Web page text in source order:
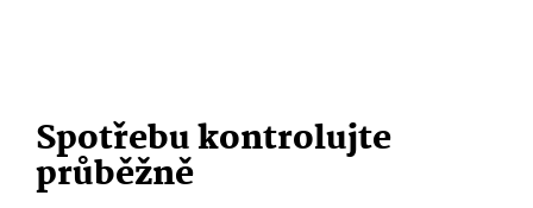
Spotřebu kontrolujte
průběžně